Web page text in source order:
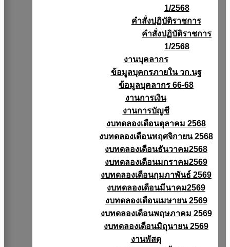
1/2568
คำสั่งปฏิบัติราชการ
คำสั่งปฏิบัติราชการ
1/2568
งานบุคลากร
ข้อมูลบุคกรภายใน วก.นฐ
ข้อมูลบุคลากร 66-68
งานการเงิน
งานการบัญชี
งบทดลองเดือนตุลาคม 2568
งบทดลองเดือนพฤศจิกายน 2568
งบทดลองเดือนธันวาคม2568
งบทดลองเดือนมกราคม2569
งบทดลองเดือนกุมภาพันธ์ 2569
งบทดลองเดือนมีนาคม2569
งบทดลองเดือนเมษายน 2569
งบทดลองเดือนพฤษภาคม 2569
งบทดลองเดือนมิถุนายน 2569
งานพัสดุ